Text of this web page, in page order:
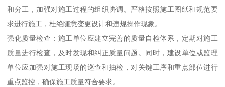
和分工，加强对施工过程的组织协调。严格按照施工图纸和规范要
求进行施工，杜绝随意变更设计和违规操作现象。
强化质量检查：施工单位应建立完善的质量自检体系，定期对施工
质量进行检查，及时发现和纠正质量问题。同时，建设单位或监理
单位应加强对施工现场的巡查和抽检，对关键工序和重点部位进行
重点监控，确保施工质量符合要求。